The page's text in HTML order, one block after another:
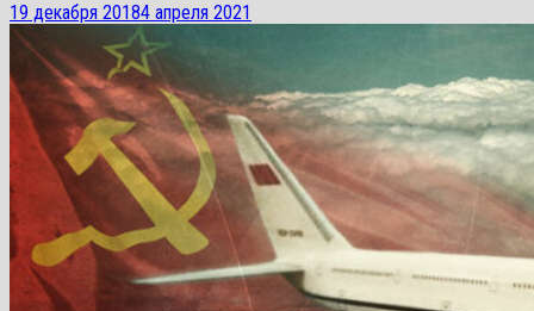
19 декабря 20184 апреля 2021